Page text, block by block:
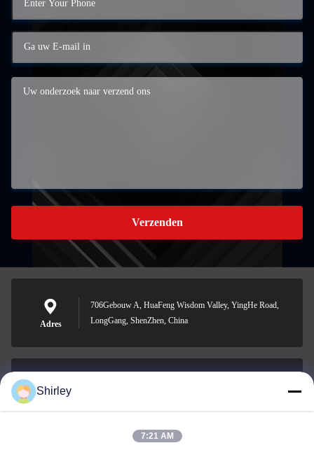
Verzenden
Adres
706Gebouw A, HuaFeng Wisdom Valley, YingHe Road,
LongGang, ShenZhen, China
Shirley
7:21 AM